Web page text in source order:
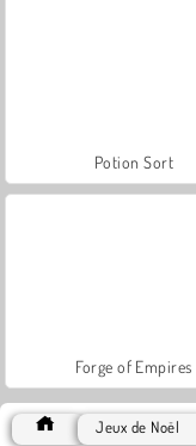
Potion Sort
Forge of Empires
Jeux de Noël